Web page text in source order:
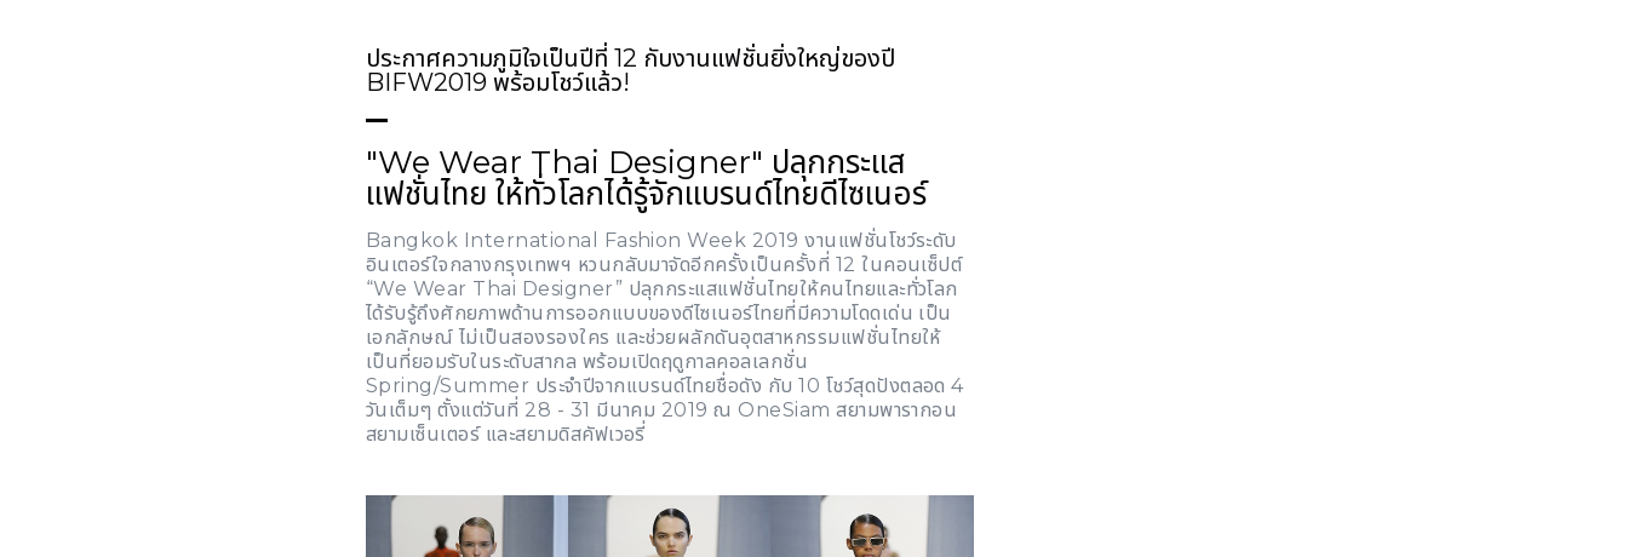
ประกาศความภูมิใจเป็นปีที่ 12 กับงานแฟชั่นยิ่งใหญ่ของปี
BIFW2019 พร้อมโชว์แล้ว!
"We Wear Thai Designer" ปลุกกระแส
แฟชั่นไทย ให้ทั่วโลกได้รู้จักแบรนด์ไทยดีไซเนอร์
Bangkok International Fashion Week 2019 งานแฟชั่นโชว์ระดับ
อินเตอร์ใจกลางกรุงเทพฯ หวนกลับมาจัดอีกครั้งเป็นครั้งที่ 12 ในคอนเซ็ปต์
“We Wear Thai Designer” ปลุกกระแสแฟชั่นไทยให้คนไทยและทั่วโลก
ได้รับรู้ถึงศักยภาพด้านการออกแบบของดีไซเนอร์ไทยที่มีความโดดเด่น เป็น
เอกลักษณ์ ไม่เป็นสองรองใคร และช่วยผลักดันอุตสาหกรรมแฟชั่นไทยให้
เป็นที่ยอมรับในระดับสากล พร้อมเปิดฤดูกาลคอลเลกชั่น
Spring/Summer ประจำปีจากแบรนด์ไทยชื่อดัง กับ10 โชว์สุดปังตลอด 4
วันเต็มๆ ตั้งแต่วันที่ 28 - 31 มีนาคม 2019 ณ OneSiam สยามพารากอน
สยามเซ็นเตอร์ และสยามดิสคัฟเวอรี่